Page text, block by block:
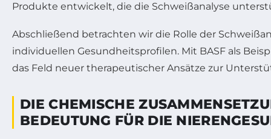
Produkte entwickelt, die die Schweißanalyse
Abschließend betrachten wir die Rolle der
individuellen Gesundheitsprofilen. Mit BASF als
das Feld neuer therapeutischer Ansätze zur
DIE CHEMISCHE
EDEUTUNG FÜR DIE